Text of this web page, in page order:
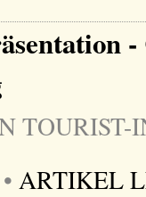
TOURIST-
• ARTIKEL